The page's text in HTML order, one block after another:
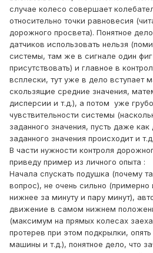
случае колесо совершает
относительно точки равновесия
дорожного просвета). Понятное
датчиков использовать нельзя
системы, там же в сигнале один
присутствовать) и главное в
всплески, тут уже в дело вступает
скользящие средние значения,
дисперсии и т.д.), а потом уже
чувствительности системы
заданного значения, пусть даже как
заданного значения происходит и
В части нужности контроля
приведу пример из личного опыта :
Начала спускать подушка (почему
вопрос), не очень сильно
нижнее за минуту и пару минут),
движение в самом нижнем
(максимум на прямых колесах
протерев при этом подкрылки,
машины и т.д.), понятное дело, что